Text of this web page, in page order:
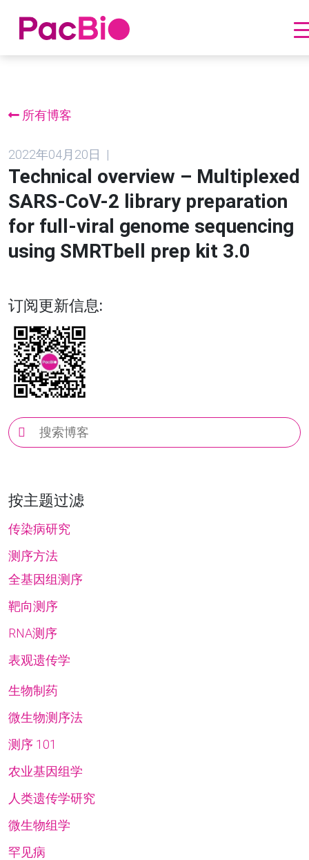
所有博客
2022年04月20日 |
Technical overview – Multiplexed
SARS-CoV-2 library preparation
for full-viral genome sequencing
using SMRTbell prep kit 3.0
订阅更新信息:
博
客
索
按主题过滤
传染病研究
测序方法
全基因组测序
靶向测序
RNA测序
表观遗传学
生物制药
微生物测序法
测序 101
农业基因组学
人类遗传学研究
微生物组学
罕见病